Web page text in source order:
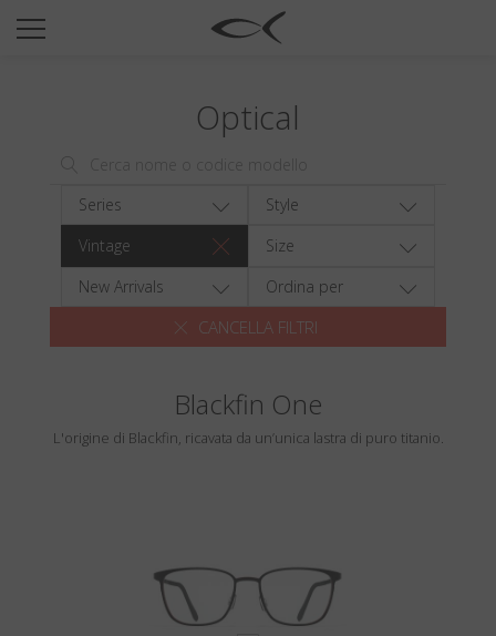
SUN
TITANIUM
NEWSROOM
Search
Optical
Series
Style
Vintage
Size
New Arrivals
Ordina per
CANCELLA FILTRI
Blackfin One
L'origine di Blackfin, ricavata da un’unica lastra di puro titanio.